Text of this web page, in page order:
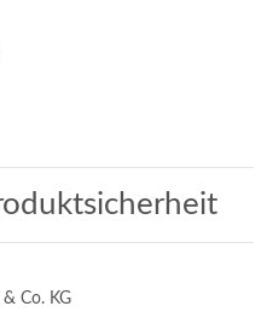
& Co. KG